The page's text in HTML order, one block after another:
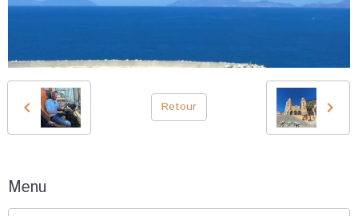
Retour
Menu